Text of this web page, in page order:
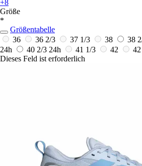
+8
Größe
*
Größentabelle
36
36 2/3 37 1/3 38 38
24h
40 2/3 24h 41 1/3 42
Dieses Feld ist erforderlich